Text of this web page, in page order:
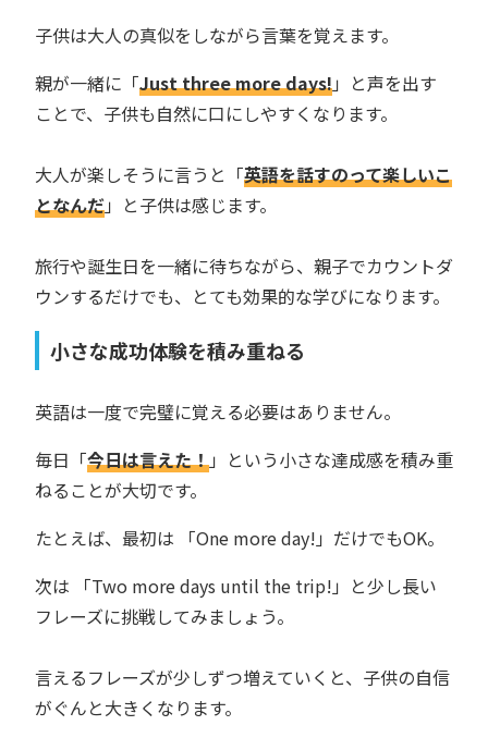
子供は大人の真似をしながら言葉を覚えます。
親が一緒に「Just three more days!」と声を出す
ことで、子供も自然に口にしやすくなります。
大人が楽しそうに言うと「英語を話すのって楽しいこ
となんだ」と子供は感じます。
旅行や誕生日を一緒に待ちながら、親子でカウントダ
ウンするだけでも、とても効果的な学びになります。
小さな成功体験を積み重ねる
英語は一度で完璧に覚える必要はありません。
毎日「今日は言えた！」という小さな達成感を積み重
ねることが大切です。
たとえば、最初は 「One more day!」だけでもOK。
次は 「Two more days until the trip!」と少し長い
フレーズに挑戦してみましょう。
言えるフレーズが少しずつ増えていくと、子供の自信
がぐんと大きくなります。